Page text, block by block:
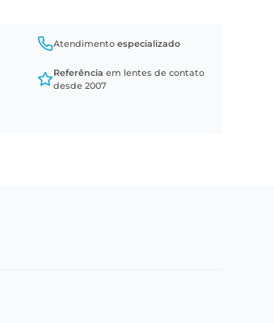
Atendimentoespecializado
Referência em lentes de contato
desde 2007